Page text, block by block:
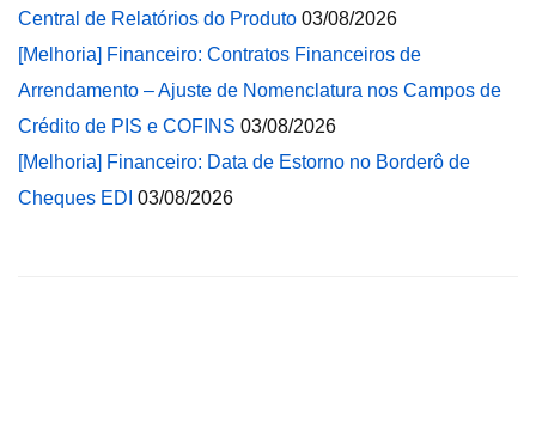
Central de Relatórios do Produto 03/08/2026
[Melhoria] Financeiro: Contratos Financeiros de
Arrendamento – Ajuste de Nomenclatura nos Campos de
Crédito de PIS e COFINS 03/08/2026
[Melhoria] Financeiro: Data de Estorno no Borderô de
Cheques EDI 03/08/2026